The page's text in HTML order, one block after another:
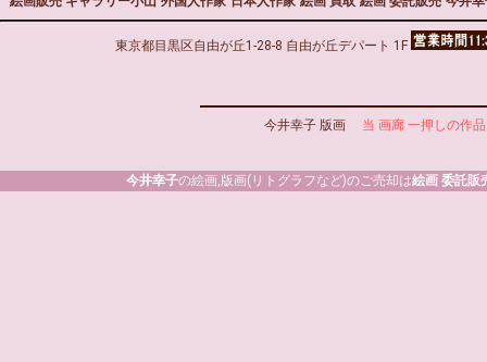
東京都目黒区自由が丘1-28-8 自由が丘デパート 1F
今井幸子 版画 当 画廊 一押しの作品
今井幸子の絵画,版画(リトグラフなど)のご売却は絵画 委託販